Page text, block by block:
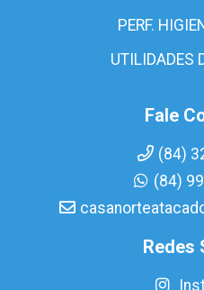
PERF.
UTILIDADES
Fale
(84)
(84)
Redes